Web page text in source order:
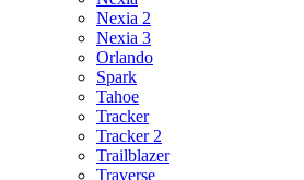
Nexia 2
Nexia 3
Orlando
Spark
Tahoe
Tracker
Tracker 2
Trailblazer
Traverse